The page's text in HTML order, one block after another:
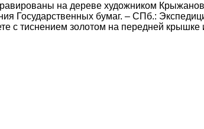
на дереве художником
Государственных бумаг. – СПб.:
с тиснением золотом на передней